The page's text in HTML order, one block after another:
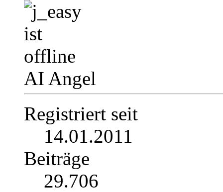
AI Angel
Registriert seit
14.01.2011
Beiträge
29.706